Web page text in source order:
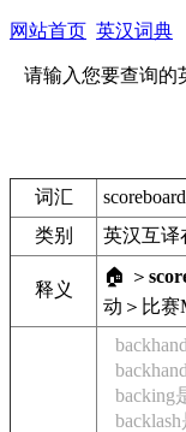
网站首页 英汉词典
请输入您要查询的
词汇
scoreboard
类别
英汉互译
释义
🏠 ＞
动＞比赛
backing